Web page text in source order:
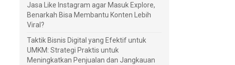
Jasa Like Instagram agar Masuk Explore,
Benarkah Bisa Membantu Konten Lebih
Viral?
Taktik Bisnis Digital yang Efektif untuk
UMKM: Strategi Praktis untuk
Meningkatkan Penjualan dan Jangkauan